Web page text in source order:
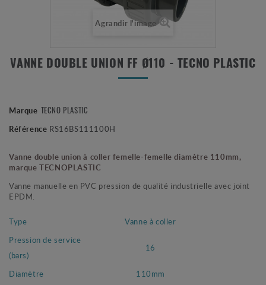
Agrandir l'image
VANNE DOUBLE UNION FF Ø110 - TECNO PLASTIC
Marque TECNO PLASTIC
Référence RS16BS111100H
Vanne double union à coller femelle-femelle diamètre 110mm,
marque TECNOPLASTIC
Vanne manuelle en PVC pression de qualité industrielle avec joint
EPDM.
Type
Vanne à coller
Pression de service
(bars)
16
Diamètre 110mm